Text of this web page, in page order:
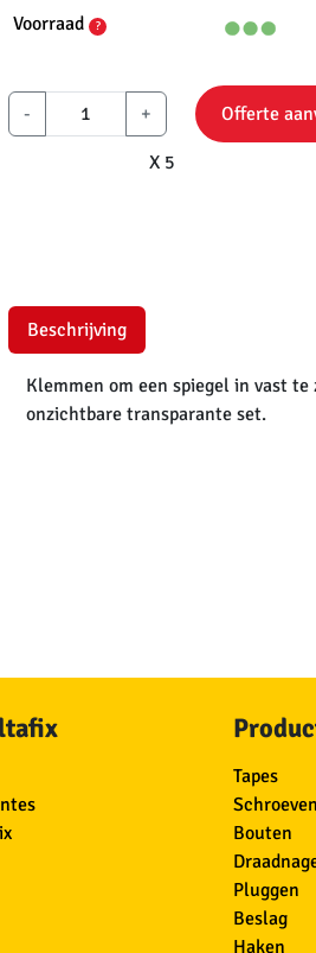
Voorraad
?
- +
X 5
Offerte
Beschrijving
Klemmen om een spiegel in vast
onzichtbare transparante set.
Tapes
Schroeven
Bouten
Pluggen
Beslag
Haken